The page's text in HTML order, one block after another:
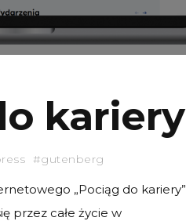
kariery
#gutenberg
„Pociąg do kariery”
przez całe życie w